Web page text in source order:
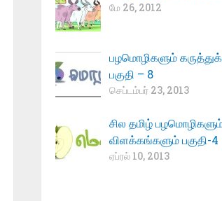
மே 26, 2012
பழமொழிகளும்
பகுதி – 8
செப்டம்பர் 23, 2013
சில தமிழ்
விளக்கங்களும் பகுதி-4
ஏப்ரல் 10, 2013